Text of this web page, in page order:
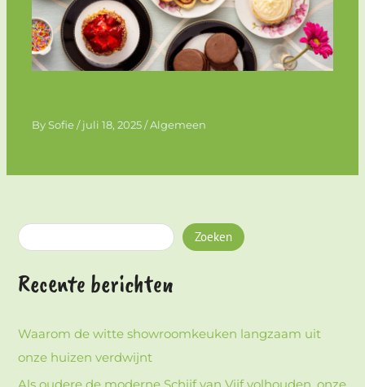
BySofie/ juli 18, 2025/Algemeen
Zoeken
Recente berichten
Waarom de witte showroomkeuken langzaam uit
onze huizen verdwijnt